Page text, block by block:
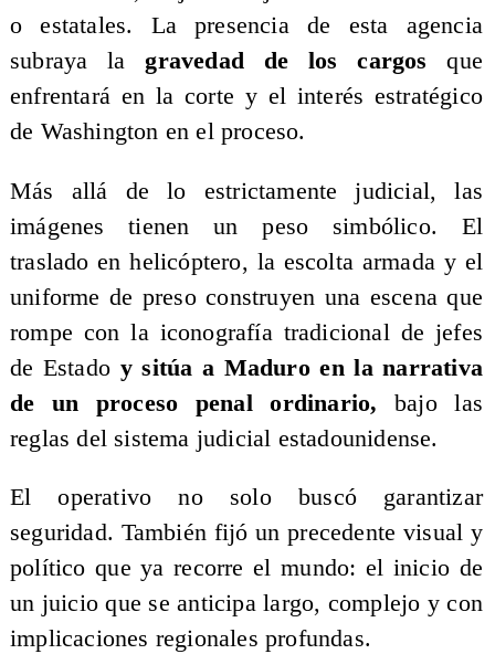
o estatales. La presencia de esta agencia
subraya lagravedad de los cargos que
enfrentará en la corte y el interés estratégico
de Washington en el proceso.
Más allá de lo estrictamente judicial, las
imágenes tienen un peso simbólico. El
traslado en helicóptero, la escolta armada y el
uniforme de preso construyen una escena que
rompe con la iconografía tradicional de jefes
de Estado y sitúa a Maduro en la narrativa
de un proceso penal ordinario, bajo las
reglas del sistema judicial estadounidense.
El operativo no solo buscó garantizar
seguridad. También fijó un precedente visual y
político que ya recorre el mundo: el inicio de
un juicio que se anticipa largo, complejo y con
implicaciones regionales profundas.